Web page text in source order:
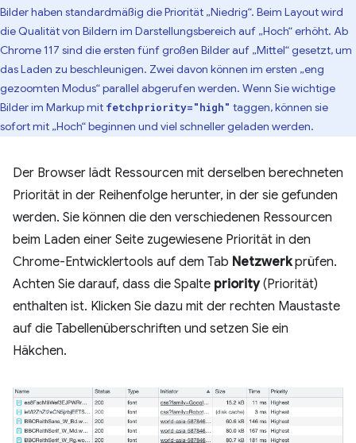
Bilder haben standardmäßig die Priorität „Niedrig“. Beim Layout wird
die Qualität von Bildern im Darstellungsbereich auf „Hoch“ erhöht. Ab
Chrome 117 sind die ersten fünf großen Bilder auf „Mittel“ gesetzt, um
das Laden zu beschleunigen. Zwei davon können im ersten „eng
gezoomten Modus“ parallel abgerufen werden. Wenn Sie wichtige
Bilder im Markup mit fetchpriority="high" taggen, können sie
sofort mit „Hoch“ beginnen und viel schneller geladen werden.
Der Browser lädt Ressourcen mit derselben berechneten
Priorität in der Reihenfolge herunter, in der sie gefunden
werden. Sie können die den verschiedenen Ressourcen
beim Laden einer Seite zugewiesene Priorität in den
Chrome-Entwicklertools auf dem Tab Netzwerkprüfen.
Achten Sie darauf, dass die Spalte priority(Priorität)
enthalten ist. Klicken Sie dazu mit der rechten Maustaste
auf die Tabellenüberschriften und setzen Sie ein
Häkchen.